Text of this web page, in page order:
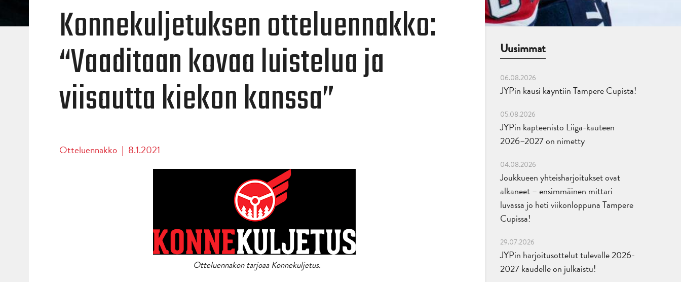
Konnekuljetuksen otteluennakko:
“Vaaditaan kovaa luistelua ja
viisautta kiekon kanssa”
Otteluennakko | 8.1.2021
Otteluennakon tarjoaa Konnekuljetus.
Uusimmat
06.08.2026
JYPin kausi käyntiin Tampere Cupista!
05.08.2026
JYPin kapteenisto Liiga-kauteen
2026–2027 on nimetty
04.08.2026
Joukkueen yhteisharjoitukset ovat
alkaneet – ensimmäinen mittari
luvassa jo heti viikonloppuna Tampere
Cupissa!
29.07.2026
JYPin harjoitusottelut tulevalle 2026-
2027 kaudelle on julkaistu!